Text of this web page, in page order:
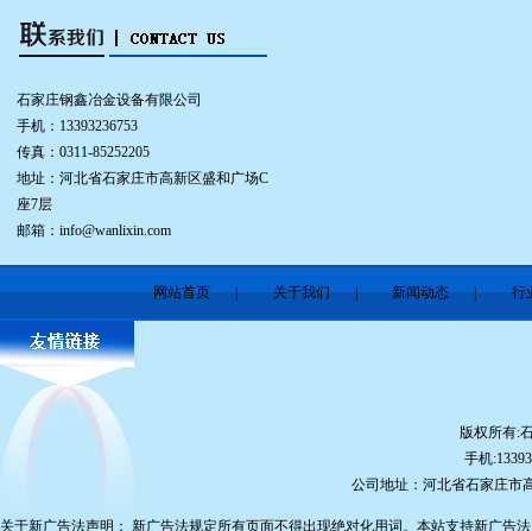
石家庄钢鑫冶金设备有限公司
手机：13393236753
传真：0311-85252205
地址：河北省石家庄市高新区盛和广场C
座7层
邮箱： info@wanlixin.com
网站首页 | 关于我们 | 新闻动态 | 行
版权所有:
手机
公司地址：河北省石家庄
关于新广告法声明： 新广告法规定所有页面不得出现绝对化用词。本站支持新广